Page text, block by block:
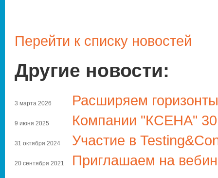
Перейти к списку новостей
Другие новости:
3 марта 2026 Расширяем
9 июня 2025 Компании "КСЕНА" 30
31 октября 2024 Участие в
20 сентября 2021 Приглашаем на